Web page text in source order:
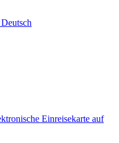
Einreisekarte auf